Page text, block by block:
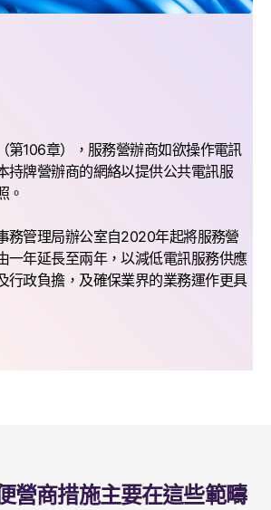
第106章），服務營辦商如欲操作電訊
持牌營辦商的網絡以提供公共電訊服
。
務管理局辦公室自2020年起將服務營
一年延長至兩年，以減低電訊服務供應
行政負擔，及確保業界的業務運作更具
營商措施主要在這些範疇